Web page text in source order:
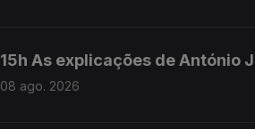
15h As explicações de António
08 ago. 2026